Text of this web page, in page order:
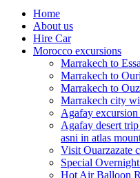
Home
About us
Hire Car
Morocco excursions
Marrakech to
Marrakech to
Marrakech to
Marrakech city
Agafay
Agafay desert
asni in atlas
Visit Ouarzazate
Special
Hot Air Balloon